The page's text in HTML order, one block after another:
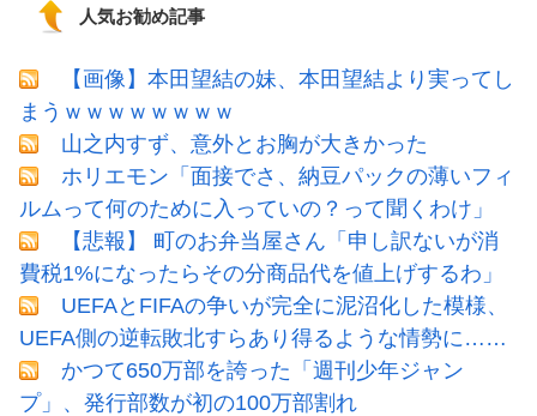
人気お勧め記事
【画像】本田望結の妹、本田望結より実ってし
まうｗｗｗｗｗｗｗｗ
山之内すず、意外とお胸が大きかった
ホリエモン「面接でさ、納豆パックの薄いフィ
ルムって何のために入っていの？って聞くわけ」
【悲報】 町のお弁当屋さん「申し訳ないが消
費税1%になったらその分商品代を値上げするわ」
UEFAとFIFAの争いが完全に泥沼化した模様、
UEFA側の逆転敗北すらあり得るような情勢に……
かつて650万部を誇った「週刊少年ジャン
プ」、発行部数が初の100万部割れ